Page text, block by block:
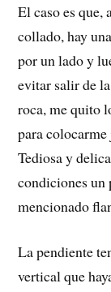
El caso es que,
collado, hay
por un lado y
evitar salir de
roca, me quito
para
Tediosa y
condiciones un
mencionado
La pendiente
vertical que